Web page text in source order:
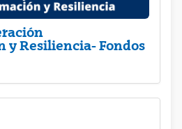
y Resiliencia- Fondos